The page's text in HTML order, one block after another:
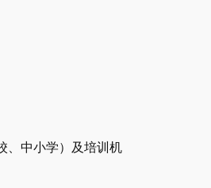
、中小学）及培训机